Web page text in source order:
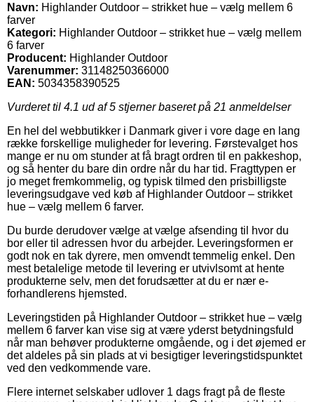
Navn: Highlander Outdoor – strikket hue – vælg mellem 6
farver
Kategori: Highlander Outdoor – strikket hue – vælg mellem
6 farver
Producent: Highlander Outdoor
Varenummer: 31148250366000
EAN: 5034358390525
Vurderet til 4.1 ud af 5 stjerner baseret på 21 anmeldelser
En hel del webbutikker i Danmark giver i vore dage en lang
række forskellige muligheder for levering. Førstevalget hos
mange er nu om stunder at få bragt ordren til en pakkeshop,
og så henter du bare din ordre når du har tid. Fragttypen er
jo meget fremkommelig, og typisk tilmed den prisbilligste
leveringsudgave ved køb af Highlander Outdoor – strikket
hue – vælg mellem 6 farver.
Du burde derudover vælge at vælge afsending til hvor du
bor eller til adressen hvor du arbejder. Leveringsformen er
godt nok en tak dyrere, men omvendt temmelig enkel. Den
mest betalelige metode til levering er utvivlsomt at hente
produkterne selv, men det forudsætter at du er nær e-
forhandlerens hjemsted.
Leveringstiden på Highlander Outdoor – strikket hue – vælg
mellem 6 farver kan vise sig at være yderst betydningsfuld
når man behøver produkterne omgående, og i det øjemed er
det aldeles på sin plads at vi besigtiger leveringstidspunktet
ved den vedkommende vare.
Flere internet selskaber udlover 1 dags fragt på de fleste